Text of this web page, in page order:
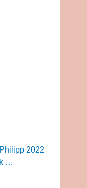
2022
…